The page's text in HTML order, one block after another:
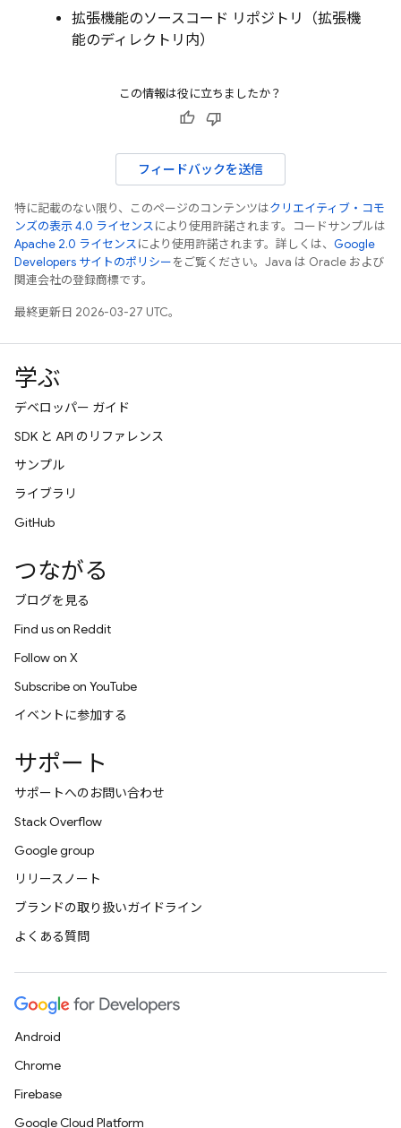
拡張機能のソースコード リポジトリ（拡張機
能のディレクトリ内）
この情報は役に立ちましたか？
フィードバックを送信
特に記載のない限り、このページのコンテンツはクリエイティブ・コモ
ンズの表示 4.0 ライセンスにより使用許諾されます。コードサンプルは
Apache 2.0 ライセンスにより使用許諾されます。詳しくは、 Google
Developers サイトのポリシーをご覧ください。Java は Oracle および
関連会社の登録商標です。
最終更新日 2026-03-27 UTC。
学ぶ
デベロッパー ガイド
SDK と API のリファレンス
サンプル
ライブラリ
GitHub
つながる
ブログを見る
Find us on Reddit
Follow on X
Subscribe on YouTube
イベントに参加する
サポート
サポートへのお問い合わせ
Stack Overflow
Google group
リリースノート
ブランドの取り扱いガイドライン
よくある質問
Android
Chrome
Firebase
Google Cloud Platform